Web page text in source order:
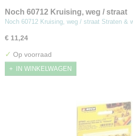
Noch 60712 Kruising, weg / straat
Noch 60712 Kruising, weg / straat Straten &
€ 11,24
✓ Op voorraad
IN WINKELWAGEN